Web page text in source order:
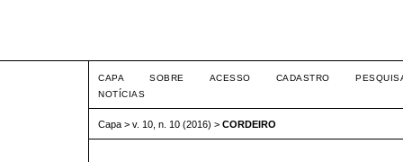
CAPA SOBRE ACESSO CADASTRO
NOTÍCIAS
Capa > v. 10, n. 10 (2016) > CORDEIRO